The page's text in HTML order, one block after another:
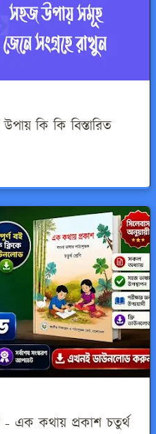
কি কি বিস্তারিত
- এক কথায় প্রকাশ চতুর্থ